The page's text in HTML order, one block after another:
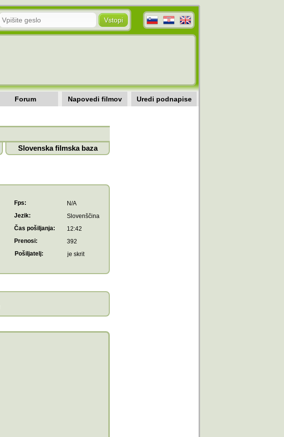
Forum Napovedi filmov Uredi podnapise
Slovenska filmska baza
Fps:
N/A
Jezik:
Slovenščina
Čas pošiljanja:
12:42
Prenosi:
392
Pošiljatelj:
je skrit